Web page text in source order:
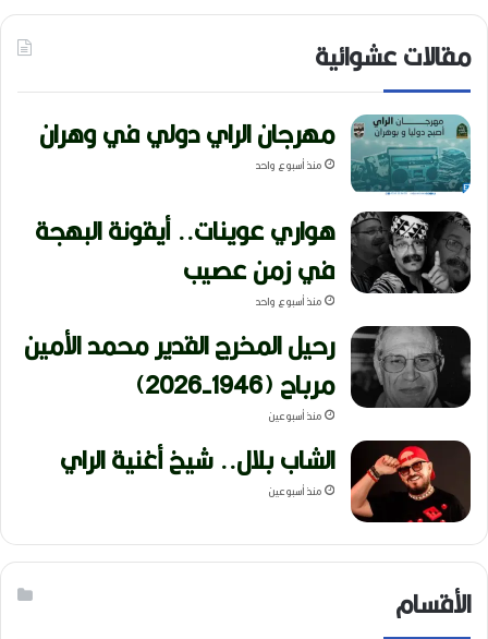
مقالات عشوائية
مهرجان الراي دولي في وهران
منذ أسبوع واحد
هواري عوينات.. أيقونة البهجة
في زمن عصيب
منذ أسبوع واحد
رحيل المخرج القدير محمد الأمين
مرباح (1946-2026)
منذ أسبوعين
الشاب بلال.. شيخ أغنية الراي
منذ أسبوعين
الأقسام